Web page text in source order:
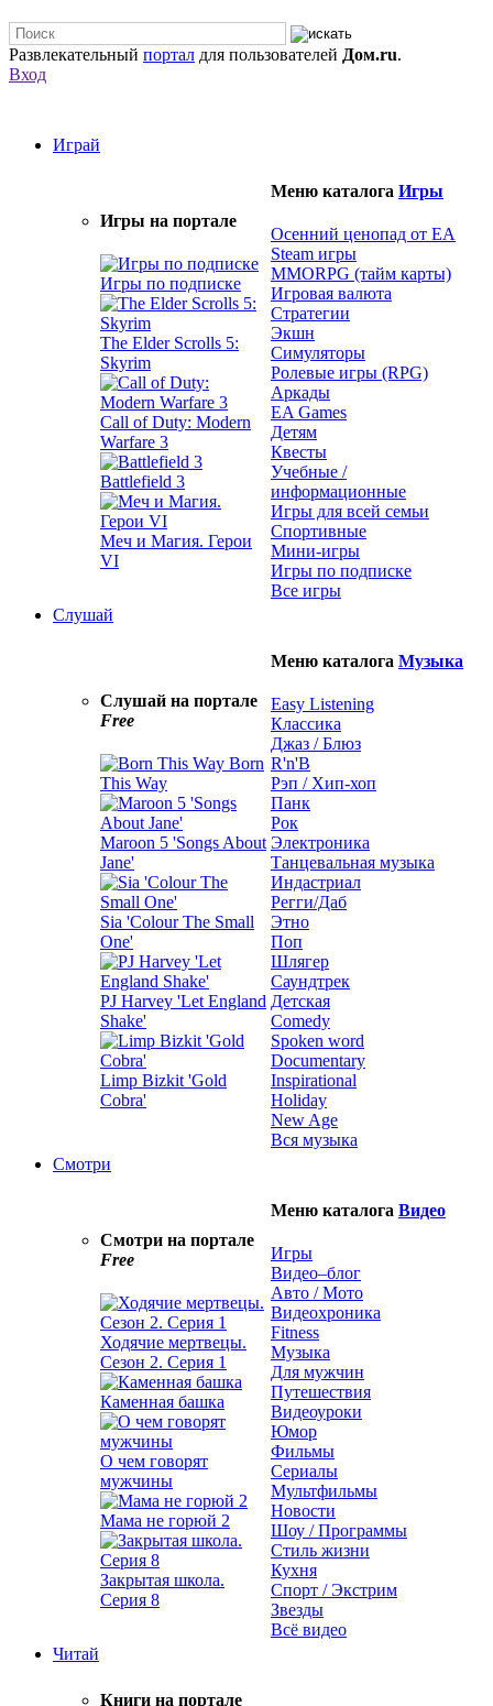
Развлекательный портал для пользователей Дом.ru.
Вход
Играй
Игры на портале
Игры по подписке
The Elder Scrolls 5:
Skyrim
Call of Duty: Modern
Warfare 3
Battlefield 3
Меч и Магия. Герои
VI
Меню каталога Игры
Осенний ценопад от EA
Steam игры
MMORPG (тайм карты)
Игровая валюта
Стратегии
Экшн
Симуляторы
Ролевые игры (RPG)
Аркады
EA Games
Детям
Квесты
Учебные /
информационные
Игры для всей семьи
Спортивные
Мини-игры
Игры по подписке
Все игры
Слушай
Слушай на портале
Free
Born
This Way
Maroon 5 'Songs About
Jane'
Sia 'Colour The Small
One'
PJ Harvey 'Let England
Shake'
Limp Bizkit 'Gold
Cobra'
Меню каталога Музыка
Easy Listening
Классика
Джаз / Блюз
R'n'B
Рэп / Хип-хоп
Панк
Рок
Электроника
Танцевальная музыка
Индастриал
Регги/Даб
Этно
Поп
Шлягер
Саундтрек
Детская
Comedy
Spoken word
Documentary
Inspirational
Holiday
New Age
Вся музыка
Смотри
Смотри на портале
Free
Ходячие мертвецы.
Сезон 2. Серия 1
Каменная башка
О чем говорят
мужчины
Мама не горюй 2
Закрытая школа.
Серия 8
Меню каталога Видео
Игры
Видео–блог
Авто / Мото
Видеохроника
Fitness
Музыка
Для мужчин
Путешествия
Видеоуроки
Юмор
Фильмы
Сериалы
Мультфильмы
Новости
Шоу / Программы
Стиль жизни
Кухня
Спорт / Экстрим
Звезды
Всё видео
Читай
Книги на портале